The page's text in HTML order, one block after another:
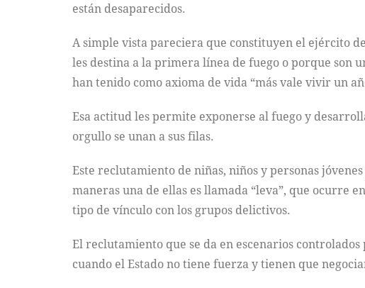
están desaparecidos.
A simple vista pareciera que constituyen el ejército
les destina a la primera línea de fuego o porque son
han tenido como axioma de vida “más vale vivir un
Esa actitud les permite exponerse al fuego y
orgullo se unan a sus filas.
Este reclutamiento de niñas, niños y personas
maneras una de ellas es llamada “leva”, que ocurre
tipo de vínculo con los grupos delictivos.
El reclutamiento que se da en escenarios
cuando el Estado no tiene fuerza y tienen que